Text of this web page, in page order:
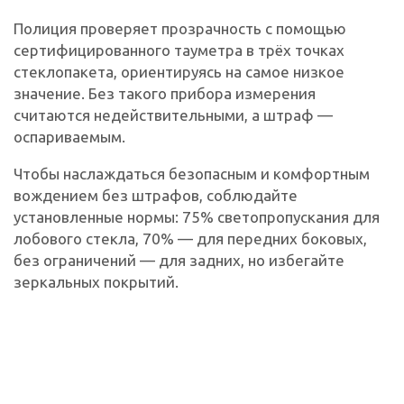
Полиция проверяет прозрачность с помощью
сертифицированного тауметра в трёх точках
стеклопакета, ориентируясь на самое низкое
значение. Без такого прибора измерения
считаются недействительными, а штраф —
оспариваемым.
Чтобы наслаждаться безопасным и комфортным
вождением без штрафов, соблюдайте
установленные нормы: 75% светопропускания для
лобового стекла, 70% — для передних боковых,
без ограничений — для задних, но избегайте
зеркальных покрытий.